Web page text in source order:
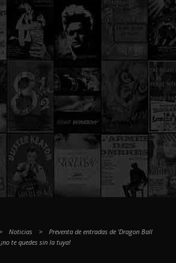
> Noticias >
Preventa de entradas de ‘Dragon Ball
te quedes sin la tuya!